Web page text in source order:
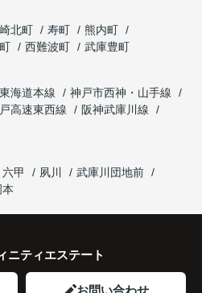
して本当に良かったと思ってい
を安心して引き継ぐことがで
できる売却となりました。
北口駅へのアクセス、阪急西宮
設、商業施設など、このエリア
、
住まいを選ばれました。
れぞれの通勤・通学時間が短く
将来を見据えた良い選択だった
北町 寿町
熊内町
西難波町
武庫豊町
東海道本線
神戸市西神・山手線
高速東西線
阪神武庫川線
六甲 夙川
武庫川団地前
本
ニティエステート